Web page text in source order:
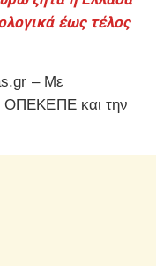
έως τέλος
– Με
ΟΠΕΚΕΠΕ και την